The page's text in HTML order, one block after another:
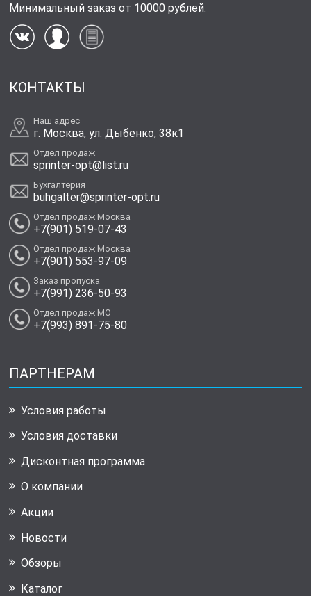
Минимальный заказ от 10000 рублей.
КОНТАКТЫ
Наш адрес
г. Москва, ул. Дыбенко, 38к1
Отдел продаж
sprinter-opt@list.ru
Бухгалтерия
buhgalter@sprinter-opt.ru
Отдел продаж Москва
+7(901) 519-07-43
Отдел продаж Москва
+7(901) 553-97-09
Заказ пропуска
+7(991) 236-50-93
Отдел продаж МО
+7(993) 891-75-80
ПАРТНЕРАМ
Условия работы
Условия доставки
Дисконтная программа
О компании
Акции
Новости
Обзоры
Каталог